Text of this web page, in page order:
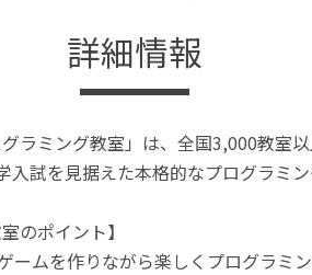
詳細情報
グラミング教室」は、全国3,000教室
入試を見据えた本格的なプログラミ
のポイント】
ムを作りながら楽しくプログラミン